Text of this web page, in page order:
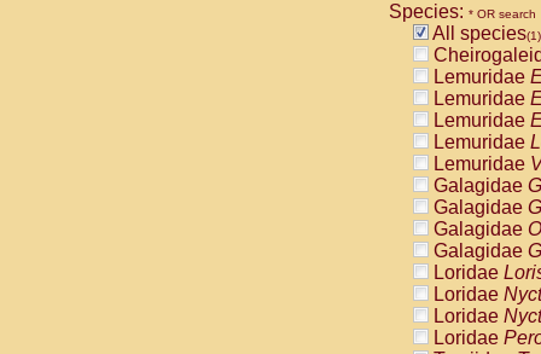
Cebidae
Cebidae
Cebidae
Cebidae
Cebidae
Atelidae
Atelidae
Atelidae
Atelidae
Atelidae
Atelidae
Atelidae
Atelidae
Atelidae
Atelidae
Pitheciidae
Species: * OR search
All species(1)
Lemuridae
Lemuridae
Lemuridae
Lemuridae
Lemuridae
Galagidae
Galagidae
Galagidae
Galagidae
Loridae
Loridae
Loridae
Loridae